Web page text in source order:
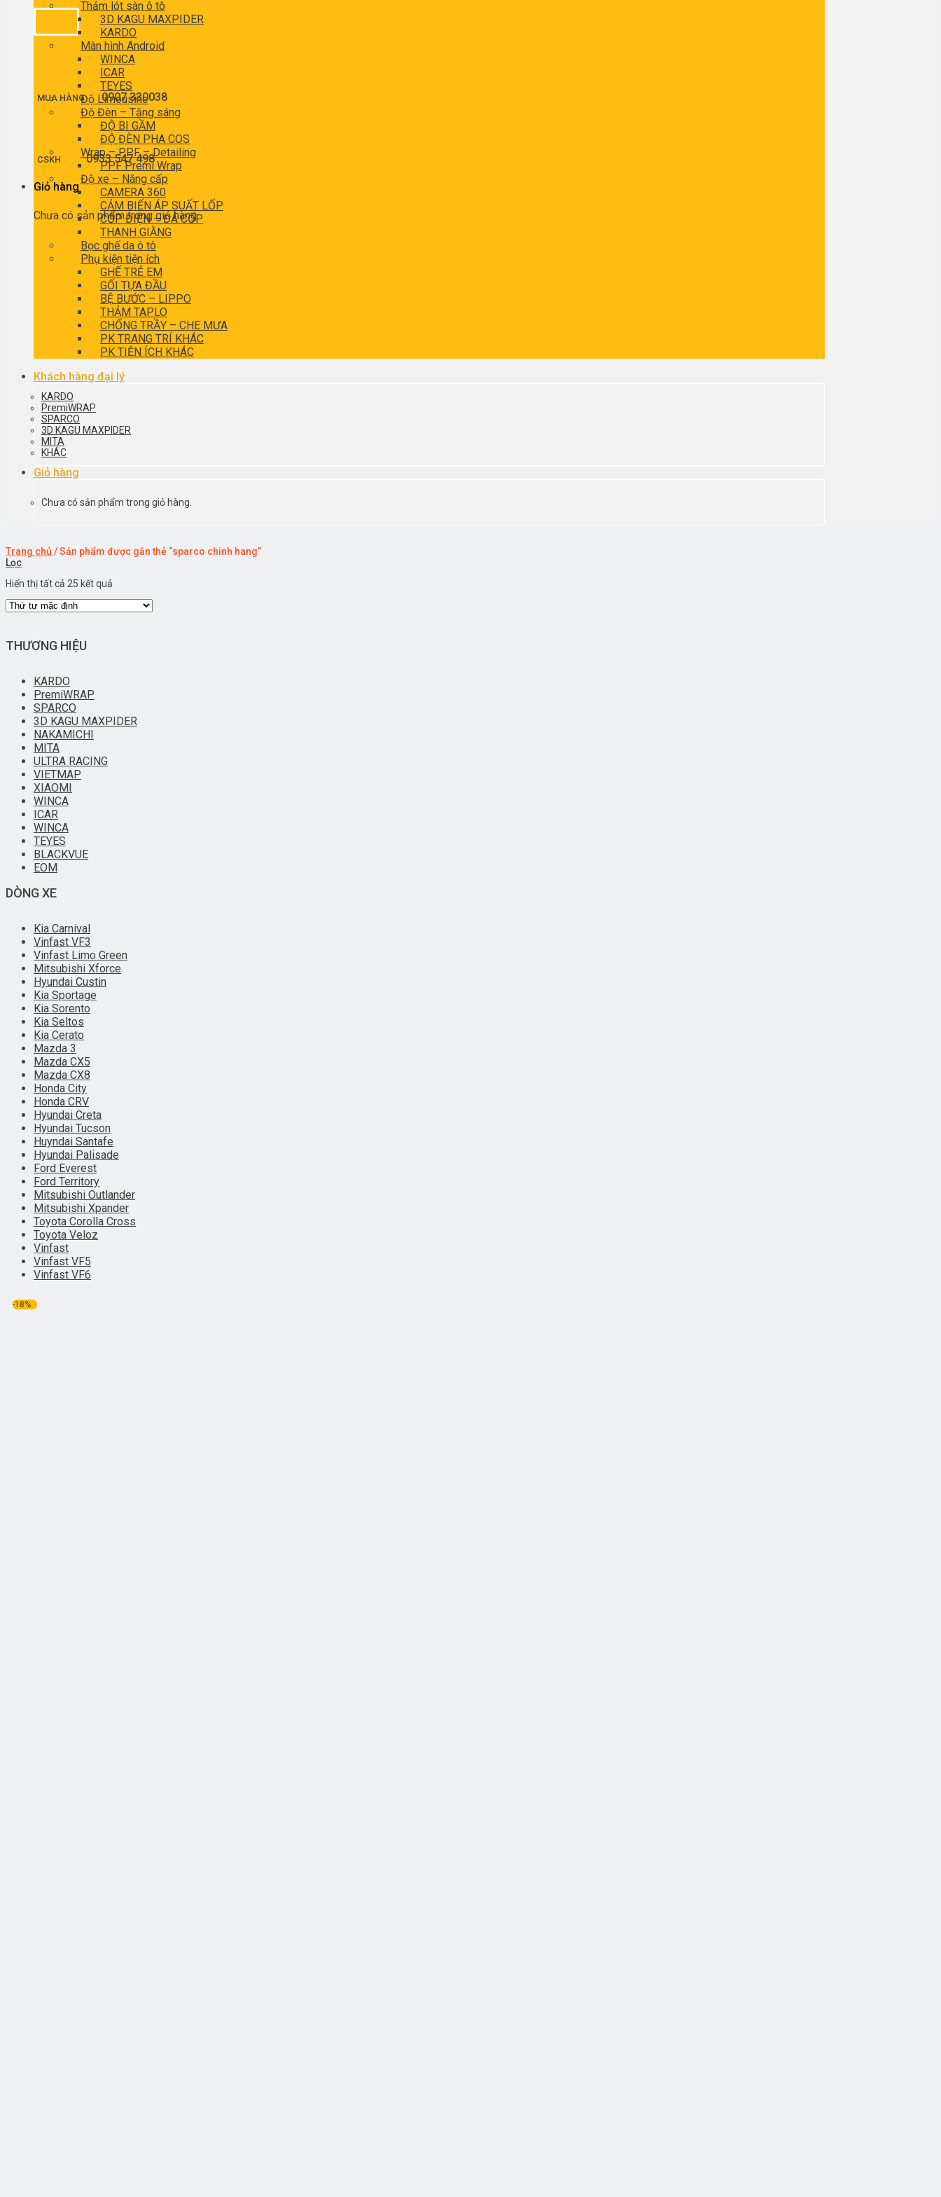
MUA HÀNG 0907 330038
CSKH0933 547 498
Giỏ hàng
Chưa có sản phẩm trong giỏ hàng.
Thảm lót sàn ô tô
3D KAGU MAXPIDER
KARDO
Màn hình Android
WINCA
ICAR
TEYES
Độ Limousine
Độ Đèn – Tăng sáng
ĐỘ BI GẦM
ĐỘ ĐÈN PHA COS
Wrap – PPF – Detailing
PPF Premi Wrap
Độ xe – Nâng cấp
CAMERA 360
CẢM BIẾN ÁP SUẤT LỐP
CỐP ĐIỆN – ĐÁ CỐP
THANH GIẰNG
Bọc ghế da ô tô
Phụ kiện tiện ích
GHẾ TRẺ EM
GỐI TỰA ĐẦU
BỆ BƯỚC – LIPPO
THẢM TAPLO
CHỐNG TRẦY – CHE MƯA
PK TRANG TRÍ KHÁC
PK TIỆN ÍCH KHÁC
Khách hàng đại lý
KARDO
PremiWRAP
SPARCO
3D KAGU MAXPIDER
MITA
KHÁC
Giỏ hàng
Chưa có sản phẩm trong giỏ hàng.
Trang chủ /Sản phẩm được gắn thẻ “sparco chinh hang”
Lọc
Hiển thị tất cả 25 kết quả
THƯƠNG HIỆU
KARDO
PremiWRAP
SPARCO
3D KAGU MAXPIDER
NAKAMICHI
MITA
ULTRA RACING
VIETMAP
XIAOMI
WINCA
ICAR
WINCA
TEYES
BLACKVUE
EOM
DÒNG XE
Kia Carnival
Vinfast VF3
Vinfast Limo Green
Mitsubishi Xforce
Hyundai Custin
Kia Sportage
Kia Sorento
Kia Seltos
Kia Cerato
Mazda 3
Mazda CX5
Mazda CX8
Honda City
Honda CRV
Hyundai Creta
Hyundai Tucson
Huyndai Santafe
Hyundai Palisade
Ford Everest
Ford Territory
Mitsubishi Outlander
Mitsubishi Xpander
Toyota Corolla Cross
Toyota Veloz
Vinfast
Vinfast VF5
Vinfast VF6
-18%